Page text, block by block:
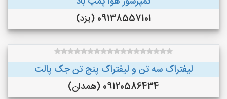
09138557101 (یزد)
لیفتراک سه تن و لیفتراک پنج تن جک پالت
09120586434 (همدان)